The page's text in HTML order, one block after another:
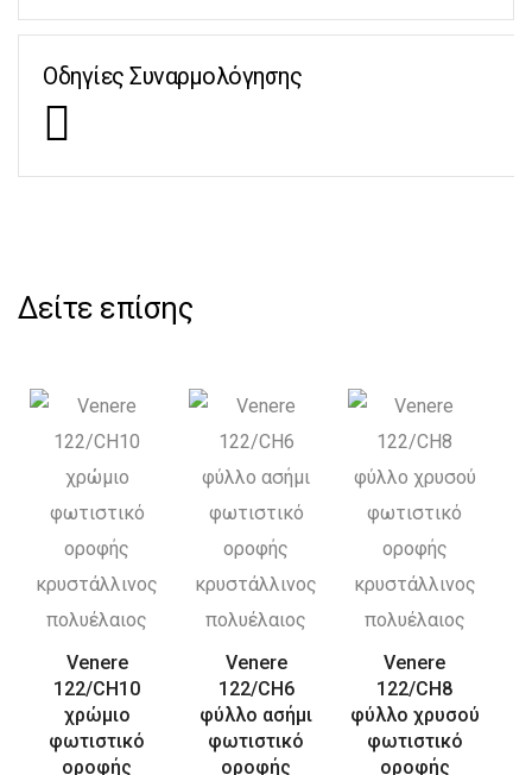
Οδηγίες Συναρμολόγησης
Δείτε επίσης
Venere
122/CH10
χρώμιο
φωτιστικό
οροφής
Venere
122/CH6
φύλλο ασήμι
φωτιστικό
οροφής
Venere
122/CH8
φύλλο χρυσού
φωτιστικό
οροφής